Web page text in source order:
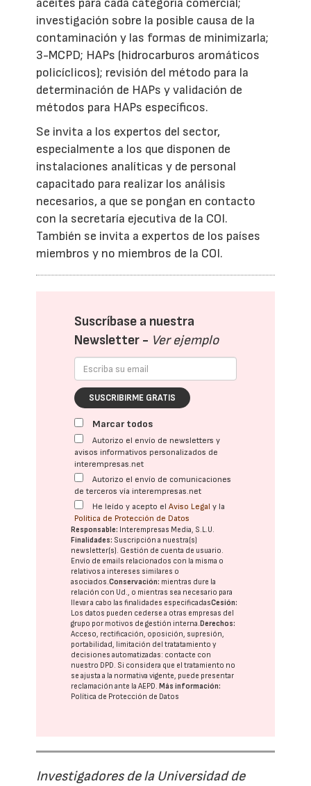
aceites para cada categoría comercial;
investigación sobre la posible causa de la
contaminación y las formas de minimizarla;
3-MCPD; HAPs (hidrocarburos aromáticos
policíclicos); revisión del método para la
determinación de HAPs y validación de
métodos para HAPs específicos.
Se invita a los expertos del sector,
especialmente a los que disponen de
instalaciones analíticas y de personal
capacitado para realizar los análisis
necesarios, a que se pongan en contacto
con la secretaría ejecutiva de la COI.
También se invita a expertos de los países
miembros y no miembros de la COI.
Suscríbase a nuestra
Newsletter - Ver ejemplo
SUSCRIBIRME GRATIS
Marcar todos
Autorizo el envío de newsletters y
avisos informativos personalizados de
interempresas.net
Autorizo el envío de comunicaciones
de terceros vía interempresas.net
He leído y acepto elAviso Legal y la
Política de Protección de Datos
Responsable: Interempresas Media, S.L.U.
Finalidades: Suscripción a nuestra(s)
newsletter(s). Gestión de cuenta de usuario.
Envío de emails relacionados con la misma o
relativos a intereses similares o
asociados.Conservación: mientras dure la
relación con Ud., o mientras sea necesario para
llevar a cabo las finalidades especificadasCesión:
Los datos pueden cederse a otras empresas del
grupo por motivos de gestión interna. Derechos:
Acceso, rectificación, oposición, supresión,
portabilidad, limitación del tratatamiento y
decisiones automatizadas: contacte con
nuestro DPD. Si considera que el tratamiento no
se ajusta a la normativa vigente, puede presentar
reclamación ante laAEPD. Más información:
Política de Protección de Datos
Investigadores de la Universidad de